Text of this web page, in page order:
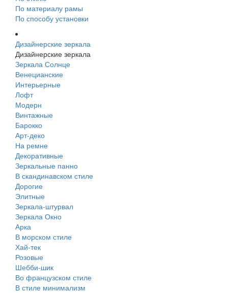
По материалу рамы
По способу установки
Дизайнерские зеркала
Дизайнерские зеркала
Зеркала Солнце
Венецианские
Интерьерные
Лофт
Модерн
Винтажные
Барокко
Арт-деко
На ремне
Декоративные
Зеркальные панно
В скандинавском стиле
Дорогие
Элитные
Зеркала-штурвал
Зеркала Окно
Арка
В морском стиле
Хай-тек
Розовые
Шебби-шик
Во французском стиле
В стиле минимализм